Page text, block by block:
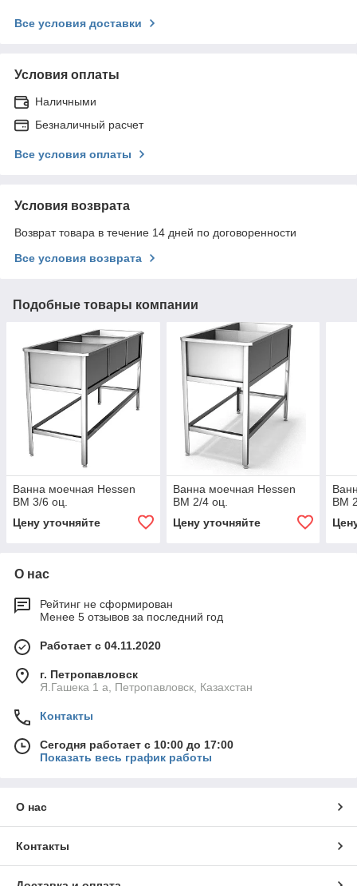
Все условия доставки
Условия оплаты
Наличными
Безналичный расчет
Все условия оплаты
Условия возврата
Возврат товара в течение 14 дней по договоренности
Все условия возврата
Подобные товары компании
Ванна моечная Hessen
ВМ 3/6 оц.
Цену уточняйте
Ванна моечная Hessen
ВМ 2/4 оц.
Цену уточняйте
ВМ
О нас
Рейтинг не сформирован
Менее 5 отзывов за последний год
Работает с 04.11.2020
г. Петропавловск
Я.Гашека 1 а, Петропавловск, Казахстан
Контакты
Сегодня работает с 10:00 до 17:00
Показать весь график работы
О нас
Контакты